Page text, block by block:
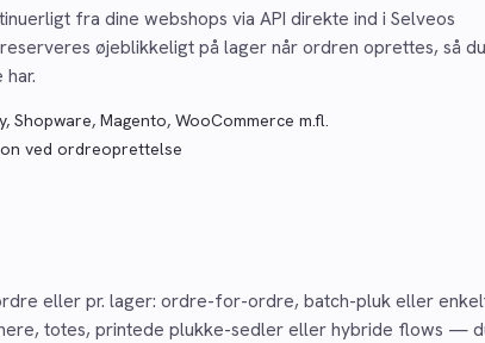
fra dine webshops via API direkte ind i Selveos
øjeblikkeligt på lager når ordren oprettes, så
Shopware, Magento, WooCommerce m.fl.
ved ordreoprettelse
eller pr. lager: ordre-for-ordre, batch-pluk eller
totes, printede plukke-sedler eller hybride flows —